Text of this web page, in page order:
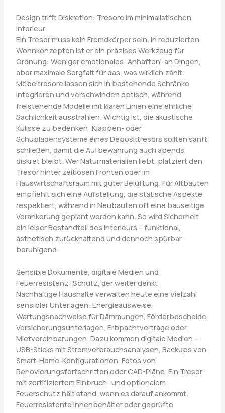
Design trifft Diskretion: Tresore im minimalistischen
Interieur
Ein Tresor muss kein Fremdkörper sein. In reduzierten
Wohnkonzepten ist er ein präzises Werkzeug für
Ordnung: Weniger emotionales „Anhaften“ an Dingen,
aber maximale Sorgfalt für das, was wirklich zählt.
Möbeltresore lassen sich in bestehende Schränke
integrieren und verschwinden optisch, während
freistehende Modelle mit klaren Linien eine ehrliche
Sachlichkeit ausstrahlen. Wichtig ist, die akustische
Kulisse zu bedenken: Klappen- oder
Schubladensysteme eines Deposittresors sollten sanft
schließen, damit die Aufbewahrung auch abends
diskret bleibt. Wer Naturmaterialien liebt, platziert den
Tresor hinter zeitlosen Fronten oder im
Hauswirtschaftsraum mit guter Belüftung. Für Altbauten
empfiehlt sich eine Aufstellung, die statische Aspekte
respektiert, während in Neubauten oft eine bauseitige
Verankerung geplant werden kann. So wird Sicherheit
ein leiser Bestandteil des Interieurs – funktional,
ästhetisch zurückhaltend und dennoch spürbar
beruhigend.
Sensible Dokumente, digitale Medien und
Feuerresistenz: Schutz, der weiter denkt
Nachhaltige Haushalte verwalten heute eine Vielzahl
sensibler Unterlagen: Energieausweise,
Wartungsnachweise für Dämmungen, Förderbescheide,
Versicherungsunterlagen, Erbpachtverträge oder
Mietvereinbarungen. Dazu kommen digitale Medien –
USB-Sticks mit Stromverbrauchsanalysen, Backups von
Smart-Home-Konfigurationen, Fotos von
Renovierungsfortschritten oder CAD-Pläne. Ein Tresor
mit zertifiziertem Einbruch- und optionalem
Feuerschutz hält stand, wenn es darauf ankommt.
Feuerresistente Innenbehälter oder geprüfte